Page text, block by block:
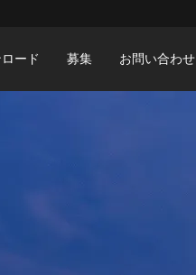
ード 募集 お問い合わせ